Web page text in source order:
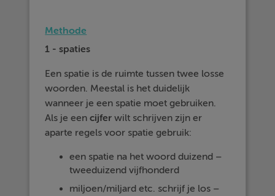
Methode
1 - spaties
Een spatie is de ruimte tussen twee losse
woorden. Meestal is het duidelijk
wanneer je een spatie moet gebruiken.
Als je eencijfer wilt schrijven zijn er
aparte regels voor spatie gebruik:
een spatie na het woord duizend –
tweeduizend vijfhonderd
miljoen/miljard etc. schrijf je los –